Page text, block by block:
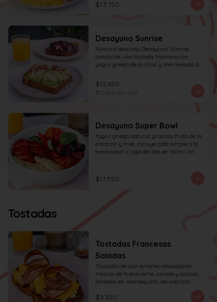
$13.750
Desayuno Sunrise
Nuestro delicioso Desayuno Sunrise
consta de una tostada francesa con
yogur griego de la casa y mermelada de
de pan blanco con palta molida, pasta de
huevo y tocino en cuadritos, coronada
con ciboulette.
$12.650
$12.650 por und
Desayuno Super Bowl
Yogur griego natural, granola, fruta de la
estación y miel. incluye café simple o té
tradicional + jugo del día de 160ml (el
$11.550
Tostadas
Tostadas Francesas
Saladas
Tostadas de pan brioche rebosado en
mezcla de huevo leche, canela y azúcar,
dorados en mantequilla, servido con
huevos revueltos, tocino y miel de maple.
$9.350